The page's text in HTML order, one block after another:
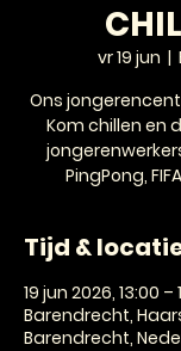
vr 19 jun
  |
Ons
Kom chillen en
PingPong,
Tijd &
19 jun 2026, 13:00 –
Barendrecht,
Barendrecht,